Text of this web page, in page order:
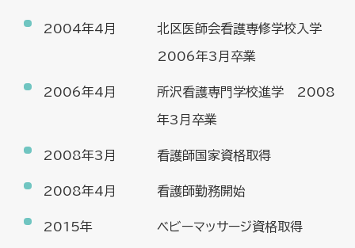
2004年4月 北区医師会看護専修学校入学
2006年3月卒業
2006年4月 所沢看護専門学校進学 2008
年3月卒業
2008年3月 看護師国家資格取得
2008年4月 看護師勤務開始
2015年 ベビーマッサージ資格取得